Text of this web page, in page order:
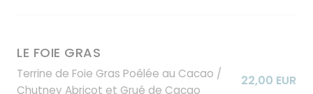
LE FOIE GRAS
Terrine de Foie Gras Poêlée au Cacao /
Chutney Abricot et Grué de Cacao
22,00 EUR